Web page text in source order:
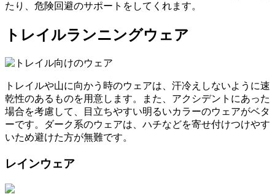
たり、危険回避のサポートをしてくれます。
トレイルランニングウェア
トレイルや山に向かう時のウェアは、汗冷えしないように速
乾性のあるものを用意します。また、アクシデントにあった
場合を考慮して、目立ちやすい明るいカラーのウェアがベタ
ーです。ダーク系のウェアは、ハチなどを寄せ付けつけやす
いため避けた方が無難です。
レインウェア